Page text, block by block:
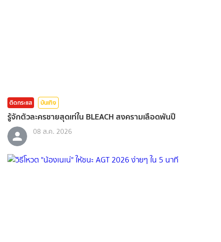
ติดกระแส บันเทิง
รู้จักตัวละครชายสุดเท่ใน BLEACH สงครามเลือดพันปี
08 ส.ค. 2026